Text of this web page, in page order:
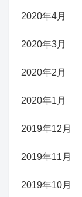
2020年4月
2020年3月
2020年2月
2020年1月
2019年12月
2019年11月
2019年10月